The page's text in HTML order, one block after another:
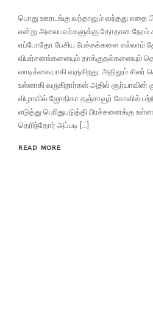
பொது ஊரடங்கு வந்தாலும் வந்தது எதை
என்று அலைபவர்களுக்கு தோதான நேரம்
எப்போதோ பேசிய பேச்சுக்களை எல்லாம்
விமர்சனங்களையும் தாக்குதல்களையும்
வாடிக்கையாகி வருகிறது. அதிலும் சிலர்
உள்ளாகி வருகிறார்கள் அதில் சூர்யாவின்
விழாவில் ஜோதிகா தஞ்சாவூர் கோவில்
எடுத்து பெரிதுபடுத்தி பிரச்சனைக்கு
தெரிந்தோர் அப்படி […]
READ MORE